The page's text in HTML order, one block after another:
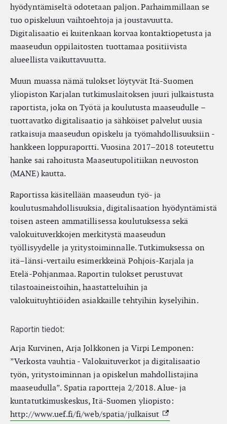
hyödyntämiseltä odotetaan paljon. Parhaimmillaan se
tuo opiskeluun vaihtoehtoja ja joustavuutta.
Digitalisaatio ei kuitenkaan korvaa kontaktiopetusta ja
maaseudun oppilaitosten tuottamaa positiivista
alueellista vaikuttavuutta.
Muun muassa nämä tulokset löytyvät Itä-Suomen
yliopiston Karjalan tutkimuslaitoksen juuri julkaistusta
raportista, joka on Työtä ja koulutusta maaseudulle –
tuottavatko digitalisaatio ja sähköiset palvelut uusia
ratkaisuja maaseudun opiskelu ja työmahdollisuuksiin -
hankkeen loppuraportti. Vuosina 2017–2018 toteutettu
hanke sai rahoitusta Maaseutupolitiikan neuvoston
(MANE) kautta.
Raportissa käsitellään maaseudun työ- ja
koulutusmahdollisuuksia, digitalisaation hyödyntämistä
toisen asteen ammatillisessa koulutuksessa sekä
valokuituverkkojen merkitystä maaseudun
työllisyydelle ja yritystoiminnalle. Tutkimuksessa on
itä–länsi-vertailu esimerkkeinä Pohjois-Karjala ja
Etelä-Pohjanmaa. Raportin tulokset perustuvat
tilastoaineistoihin, haastatteluihin ja
valokuituyhtiöiden asiakkaille tehtyihin kyselyihin.
Raportin tiedot:
Arja Kurvinen, Arja Jolkkonen ja Virpi Lemponen:
”Verkosta vauhtia - Valokuituverkot ja digitalisaatio
työn, yritystoiminnan ja opiskelun mahdollistajina
maaseudulla”. Spatia raportteja 2/2018. Alue- ja
kuntatutkimuskeskus, Itä-Suomen yliopisto:
http://www.uef.fi/fi/web/spatia/julkaisut (External link)